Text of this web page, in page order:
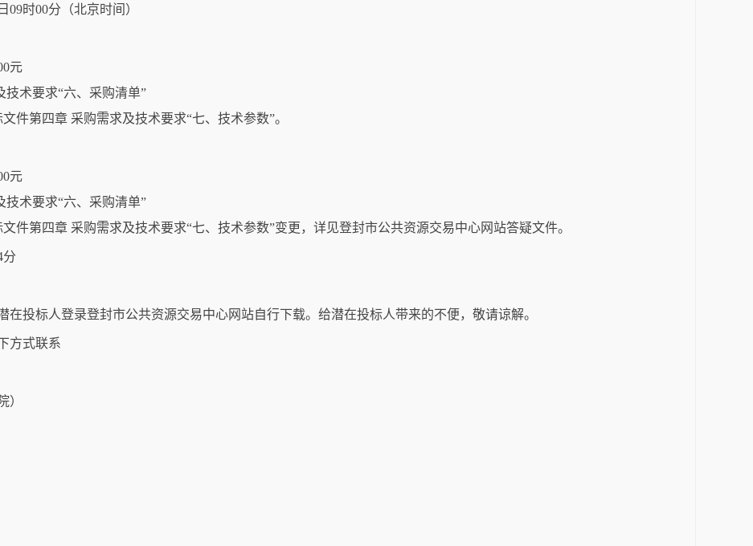
09时00分（北京时间）
元
技术要求“六、采购清单”
件第四章 采购需求及技术要求“七、技术参数”。
元
技术要求“六、采购清单”
件第四章 采购需求及技术要求“七、技术参数”变更，详见登封市公共资源交易中心网站答疑文件。
分
在投标人登录登封市公共资源交易中心网站自行下载。给潜在投标人带来的不便，敬请谅解。
方式联系
）